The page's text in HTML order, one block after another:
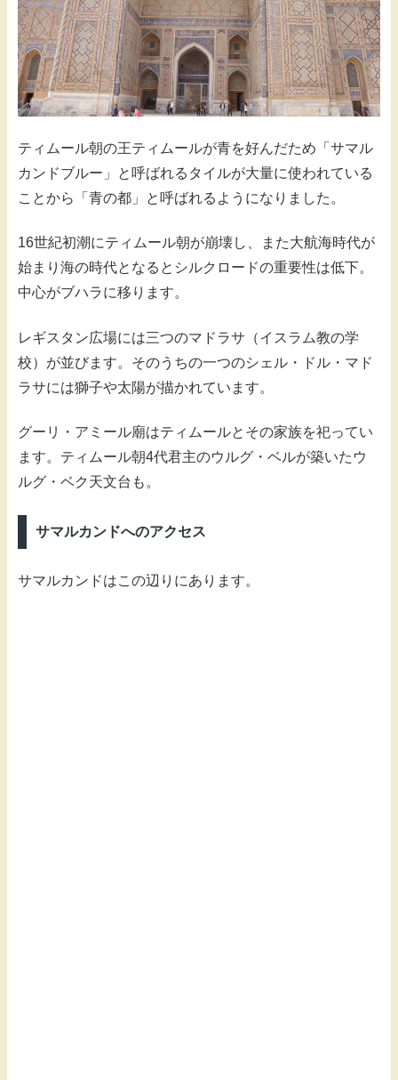
ティムール朝の王ティムールが青を好んだため「サマル
カンドブルー」と呼ばれるタイルが大量に使われている
ことから「青の都」と呼ばれるようになりました。
16世紀初潮にティムール朝が崩壊し、また大航海時代が
始まり海の時代となるとシルクロードの重要性は低下。
中心がブハラに移ります。
レギスタン広場には三つのマドラサ（イスラム教の学
校）が並びます。そのうちの一つのシェル・ドル・マド
ラサには獅子や太陽が描かれています。
グーリ・アミール廟はティムールとその家族を祀ってい
ます。ティムール朝4代君主のウルグ・ベルが築いたウ
ルグ・ベク天文台も。
サマルカンドへのアクセス
サマルカンドはこの辺りにあります。